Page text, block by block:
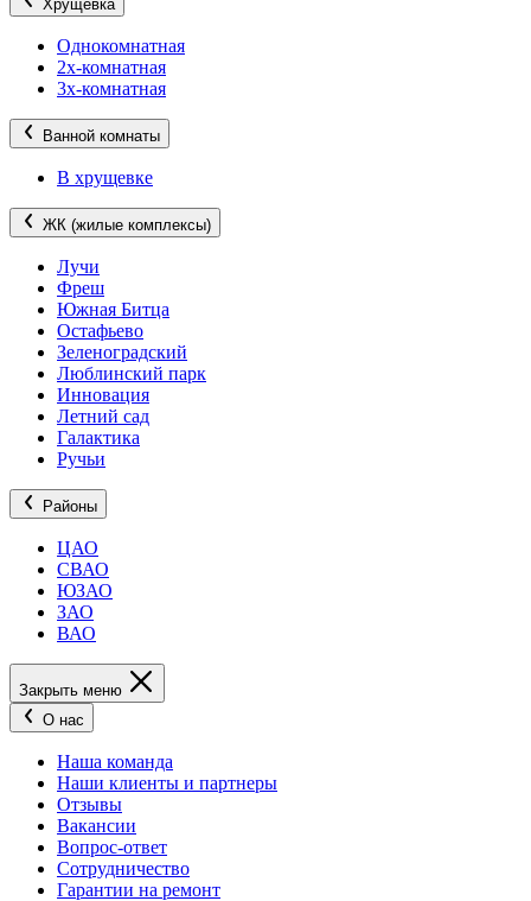
Хрущевка
Однокомнатная
2х-комнатная
3х-комнатная
Ванной комнаты
В хрущевке
ЖК (жилые комплексы)
Лучи
Фреш
Южная Битца
Остафьево
Зеленоградский
Люблинский парк
Инновация
Летний сад
Галактика
Ручьи
Районы
ЦАО
СВАО
ЮЗАО
ЗАО
ВАО
Закрыть меню
О нас
Наша команда
Наши клиенты и партнеры
Отзывы
Вакансии
Вопрос-ответ
Сотрудничество
Гарантии на ремонт